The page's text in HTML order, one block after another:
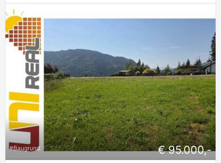
#Baugrund € 95.000,-